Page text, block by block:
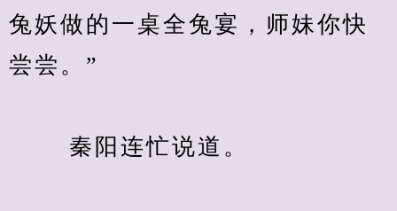
兔妖做的一桌全兔宴，师妹你快
尝尝。”
秦阳连忙说道。